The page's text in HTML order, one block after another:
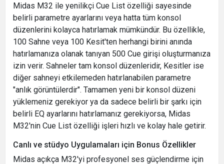
Midas M32 ile yenilikçi Cue List özelliği sayesinde
belirli parametre ayarlarını veya hatta tüm konsol
düzenlerini kolayca hatırlamak mümkündür. Bu özellikle,
100 Sahne veya 100 Kesit'ten herhangi birini anında
hatırlamanıza olanak tanıyan 500 Cue girişi oluşturmanıza
izin verir. Sahneler tam konsol düzenleridir, Kesitler ise
diğer sahneyi etkilemeden hatırlanabilen parametre
"anlık görüntülerdir". Tamamen yeni bir konsol düzeni
yüklemeniz gerekiyor ya da sadece belirli bir şarkı için
belirli EQ ayarlarını hatırlamanız gerekiyorsa, Midas
M32'nin Cue List özelliği işleri hızlı ve kolay hale getirir.
Canlı ve stüdyo Uygulamaları için Bonus Özellikler
Midas açıkça M32'yi profesyonel ses güçlendirme için